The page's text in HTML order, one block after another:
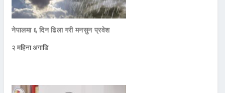
नेपालमा ६ दिन ढिला गरी मनसुन प्रवेश
२ महिना अगाडि